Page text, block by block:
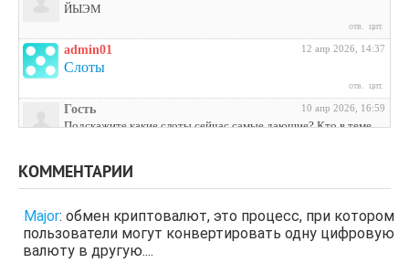
ЙЫЭМ
отв. цит.
admin01 12 апр 2026, 14:37
Слоты
отв. цит.
Гость 10 апр 2026, 16:59
Подскажите какие слоты сейчас самые дающие? Кто в теме
Гость
отв. цит.
Гость 26 мар 2026, 01:35
мЛЙК
КОММЕНТАРИИ
Major: обмен криптовалют, это процесс, при котором
пользователи могут конвертировать одну цифровую
валюту в другую....